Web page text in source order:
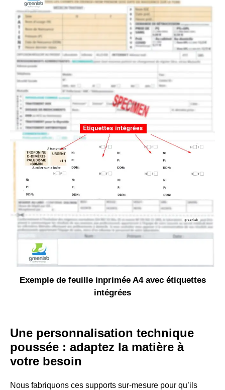
Exemple de feuille inprimée A4 avec étiquettes
intégrées
Une personnalisation technique
poussée : adaptez la matière à
votre besoin
Nous fabriquons ces supports sur-mesure pour qu’ils